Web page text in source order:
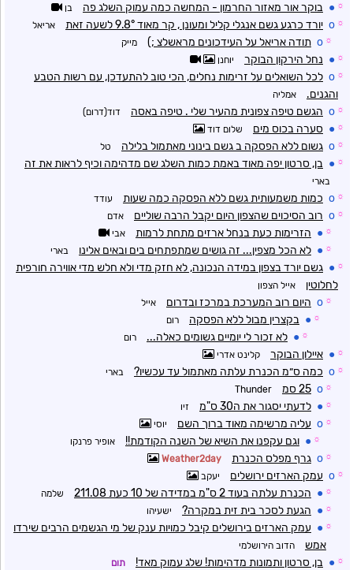
☼
● בוקר אור מאזור החרמון - המחשה כמה עמוק השלג פה בן
☼
o יורד כרגע גשם אנגלי קליל ומעונן , קר מאוד 9.8° לשעה זאת אריאל
☼
o תודה אריאל על העידכונים מראשלצ ;) מייק
☼
● נחל הירקון הבוקר יוחנן
☼
o לכל השואלים על זרימות נחלים, הכי טוב להתעדכן, עם רשות הטבע
והגנים.
אמליה
☼
o הגשם טיפה צפונית מהעיר שלי . טיפה באסה דוד(דרום)
☼
● סערה בכוס מים שלום דוד
☼
o גשום ללא הפסקה ב גשם בינוני מאתמול בלילה טל
☼
● בן, סרטון יפה מאוד באמת כמות השלג שם מדהימה וכיף לראות את זה
בארי
☼
o כמות משמעותית גשם ללא הפסקה כמה שעות עודד
☼
o רוב הסיכוים שהצפון היום יקבל הרבה שוליים אדם
☼
● הזרימות כעת בנחל ארזים מתחת לרמות אבי
☼
● לא הכל מצפין... זה גושים שמתפתחים בים ובאים אלינו בארי
☼
● גשם יורד בצפון במידה הנכונה, לא חזק מדי ולא חלש מדי אווירה חורפית
לחלוטין
אייל הצפון
☼
o היום רוב המערכת במרכז ובדרום אייל
☼
● בקצרין מבול ללא הפסקה רום
☼
● לא זכור לי יומיים גשומים כאלה... רום
☼
● איילון הבוקר קלינט אדרי
☼
o כמה ס״מ הכנרת עלתה מאתמול עד עכשיו? בארי
☼
o 25 סמ Thunder
☼
● לדעתי יסגור את ה30 ס"מ זיו
☼
o עליה מרשימה מאוד ברוך השם יוסי
☼
● וגם עקפנו את השיא של השנה הקודמת!! אופיר פרנקו
☼
o גרף מפלס הכנרת Weather2day
☼
o עמק הארזים ירושלים יעקב
☼
● הכנרת עלתה בעוד 2 ס"מ במדידה של 10 כעת 211.08 שלמה
☼
● הגעת לסכר בית זית במקרה? ישעיהו
☼
● עמק הארזים בירושלים קיבל כמויות ענק של מי הגשמים הרבים שירדו
אמש
הדוב הירושלמי
☼
● בן, סרטון ותמונות מדהימות! שלג עמוק מאד! תום